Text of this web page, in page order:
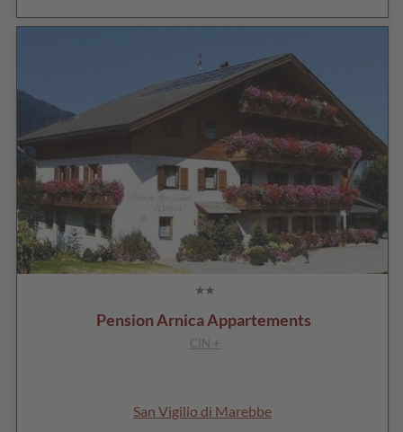
Pension Arnica Appartements
CIN +
San Vigilio di Marebbe